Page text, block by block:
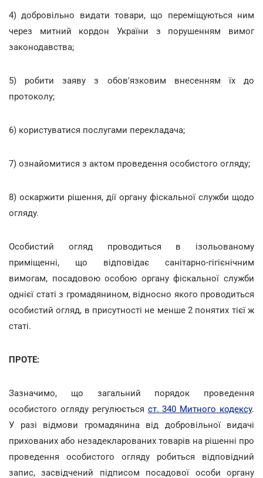
4) добровільно видати товари, що переміщуються ним
через митний кордон України з порушенням вимог
законодавства;
5) робити заяву з обов'язковим внесенням їх до
протоколу;
6) користуватися послугами перекладача;
7) ознайомитися з актом проведення особистого огляду;
8) оскаржити рішення, дії органу фіскальної служби щодо
огляду.
Особистий огляд проводиться в ізольованому
приміщенні, що відповідає санітарно-гігієнічним
вимогам, посадовою особою органу фіскальної служби
однієї статі з громадянином, відносно якого проводиться
особистий огляд, в присутності не менше 2 понятих тієї ж
статі.
ПРОТЕ:
Зазначимо, що загальний порядок проведення
особистого огляду регулюється ст. 340 Митного кодексу.
У разі відмови громадянина від добровільної видачі
прихованих або незадекларованих товарів на рішенні про
проведення особистого огляду робиться відповідний
запис, засвідчений підписом посадової особи органу